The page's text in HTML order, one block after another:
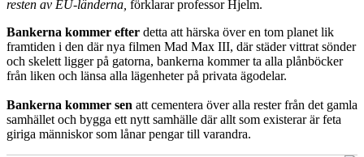
resten av EU-länderna, förklarar professor Hjelm.
Bankerna kommer efter detta att härska över en tom planet lik
framtiden i den där nya filmen Mad Max III, där städer vittrat sönder
och skelett ligger på gatorna, bankerna kommer ta alla plånböcker
från liken och länsa alla lägenheter på privata ägodelar.
Bankerna kommer sen att cementera över alla rester från det gamla
samhället och bygga ett nytt samhälle där allt som existerar är feta
giriga människor som lånar pengar till varandra.